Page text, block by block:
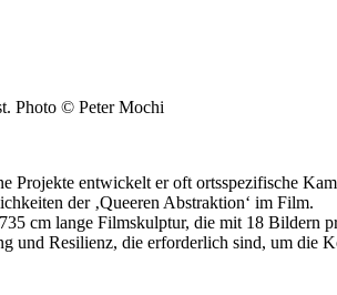
Photo © Peter Mochi
entwickelt er oft ortsspezifische
der ‚Queeren Abstraktion‘ im Film.
cm lange Filmskulptur, die mit 18 Bildern
und Resilienz, die erforderlich sind, um die